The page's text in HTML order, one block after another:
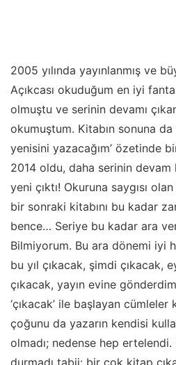
2005 yılında yayınlanmış ve
Açıkcası okuduğum en iyi
olmuştu ve serinin devamı
okumuştum. Kitabın sonuna
yenisini yazacağım’ özetinde
2014 oldu, daha serinin devam
yeni çıktı! Okuruna saygısı
bir sonraki kitabını bu kadar
bence… Seriye bu kadar ara
Bilmiyorum. Bu ara dönemi iyi
bu yıl çıkacak, şimdi çıkacak,
çıkacak, yayın evine
‘çıkacak’ ile başlayan cümleler
çoğunu da yazarın kendisi
olmadı; nedense hep
durmadı tabii: bir çok kitap